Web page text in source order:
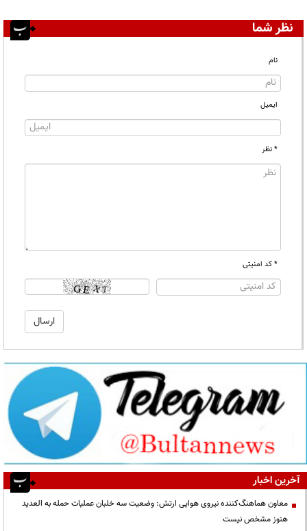
نظر شما
نام
ایمیل
* نظر
* کد امنیتی
آخرین اخبار
معاون هماهنگ‌کننده نیروی هوایی ارتش: وضعیت سه خلبان عملیات حمله به العدید
هنوز مشخص نیست